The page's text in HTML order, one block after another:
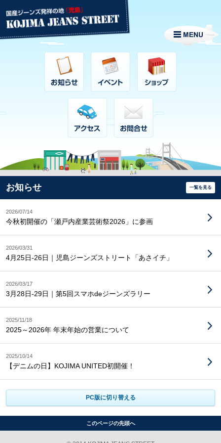
お知らせ 一覧を見る
2026/07/14
今秋初開催の「瀬戸内産業芸術祭2026」に参画
2026/03/31
4月25日-26日｜児島ジーンズストリート「あさイチ」
2026/03/17
3月28日-29日｜第5回スマホdeジーンズラリー
2025/11/18
2025～2026年 年末年始の営業について
2025/10/14
【デニムの日】KOJIMA UNITED初開催！
PC版に切り替える
このページの先頭へ